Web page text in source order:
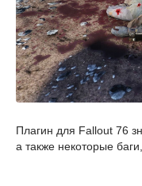
Плагин для Fallout 76
а также некоторые